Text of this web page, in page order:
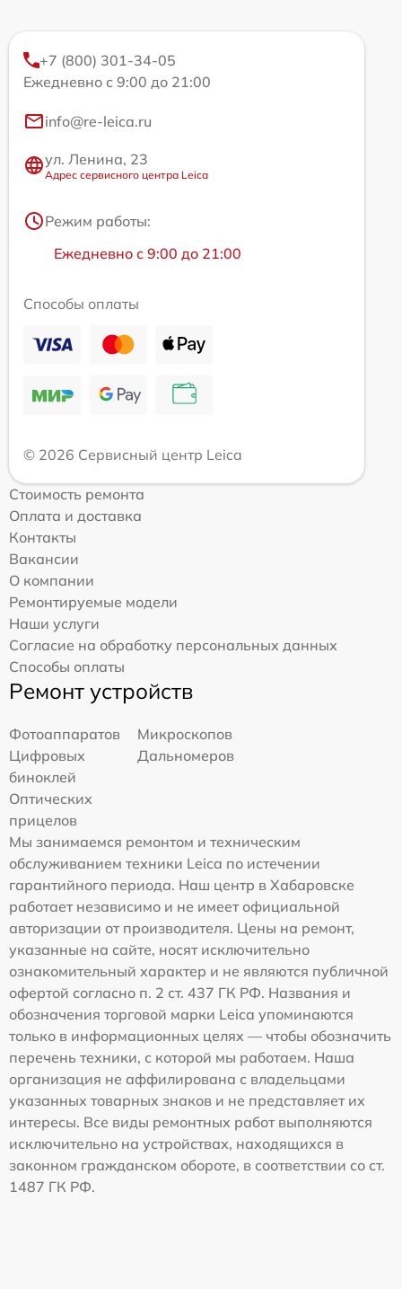
+7 (800) 301-34-05
Ежедневно с 9:00 до 21:00
info@re-leica.ru
ул. Ленина, 23
Адрес сервисного центра Leica
Режим работы:
Ежедневно с 9:00 до 21:00
Способы оплаты
© 2026 Сервисный центр Leica
Стоимость ремонта
Оплата и доставка
Контакты
Вакансии
О компании
Ремонтируемые модели
Наши услуги
Согласие на обработку персональных данных
Способы оплаты
Ремонт устройств
Фотоаппаратов
Микроскопов
Цифровых
биноклей
Дальномеров
Оптических
прицелов
Мы занимаемся ремонтом и техническим
обслуживанием техники Leica по истечении
гарантийного периода. Наш центр в Хабаровске
работает независимо и не имеет официальной
авторизации от производителя. Цены на ремонт,
указанные на сайте, носят исключительно
ознакомительный характер и не являются публичной
офертой согласно п. 2 ст. 437 ГК РФ. Названия и
обозначения торговой марки Leica упоминаются
только в информационных целях — чтобы обозначить
перечень техники, с которой мы работаем. Наша
организация не аффилирована с владельцами
указанных товарных знаков и не представляет их
интересы. Все виды ремонтных работ выполняются
исключительно на устройствах, находящихся в
законном гражданском обороте, в соответствии со ст.
1487 ГК РФ.